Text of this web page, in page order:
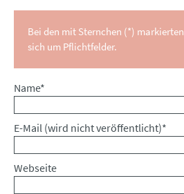
Bei den mit Sternchen (*)
sich um Pflichtfelder.
Pflichtfeld
Name*
Pflichtfeld
E-Mail (wird nicht veröffentlicht)*
Webseite